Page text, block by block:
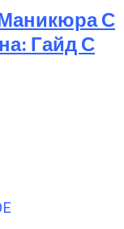
С
Гайд С